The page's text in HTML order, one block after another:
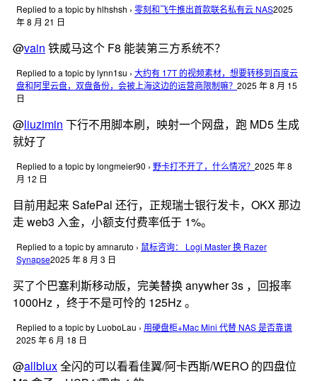
Replied to a topic by hlhshsh › 零刻和飞牛推出首款联名私有云 NAS2025
年 8 月 21 日
@vain 铁威马这个 F8 能装第三方系统不？
Replied to a topic by lynn1su › 大约有 17T 的视频素材，想要转移到百度云
盘和阿里云盘，双盘备份，会被上海这边的运营商限制嘛？ 2025 年 8 月 15
日
@liuzimin 下行不用脚本刷，映射一个网盘，跑 MD5 生成
就好了
Replied to a topic by longmeier90 › 野卡打不开了，什么情况？ 2025 年 8
月 12 日
目前用起来 SafePal 还行，正规瑞士银行发卡，OKX 那边
走 web3 入金，小额支付费率低于 1%。
Replied to a topic by amnaruto › 鼠标咨询： Logi Master 换 Razer
Synapse2025 年 8 月 3 日
买了个巴塞利斯移动版，完美替换 anywher 3s ，回报率
1000Hz ，终于不是可怜的 125Hz 。
Replied to a topic by LuoboLau › 用硬盘柜+Mac Mini 代替 NAS 是否靠谱
2025 年 6 月 18 日
@allblux全闪的可以看看佳翼/阿卡西斯/WERO 的四盘位